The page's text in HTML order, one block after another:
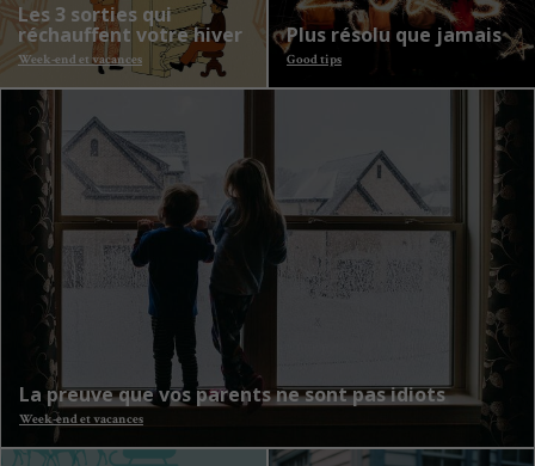
Les 3 sorties qui
réchauffent votre hiver
Week-end et vacances
Plus résolu que jamais
Good tips
La preuve que vos parents ne sont pas idiots
Week-end et vacances